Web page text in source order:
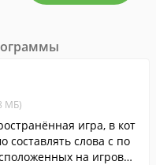
МБ)
игра, в кот
составлять слова с по
на игрово